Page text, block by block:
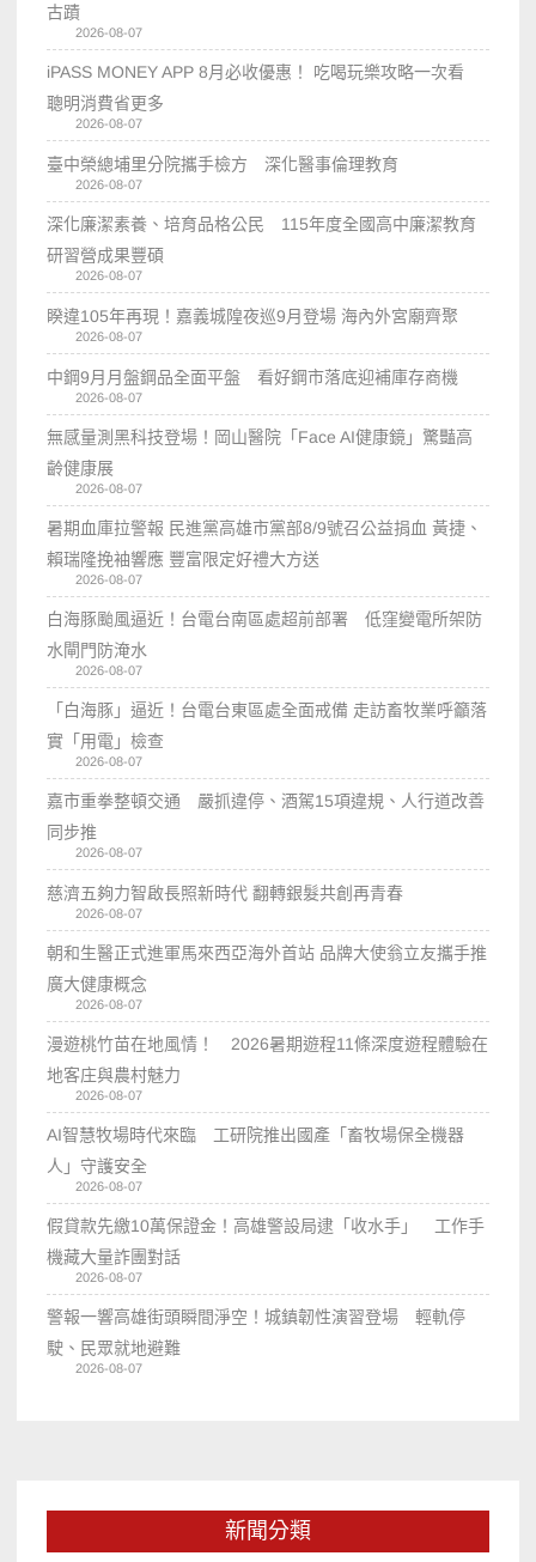
古蹟
2026-08-07
iPASS MONEY APP 8月必收優惠！ 吃喝玩樂攻略一次看
聰明消費省更多
2026-08-07
臺中榮總埔里分院攜手檢方 深化醫事倫理教育
2026-08-07
深化廉潔素養、培育品格公民 115年度全國高中廉潔教育
研習營成果豐碩
2026-08-07
睽違105年再現！嘉義城隍夜巡9月登場 海內外宮廟齊聚
2026-08-07
中鋼9月月盤鋼品全面平盤 看好鋼市落底迎補庫存商機
2026-08-07
無感量測黑科技登場！岡山醫院「Face AI健康鏡」驚豔高
齡健康展
2026-08-07
暑期血庫拉警報 民進黨高雄市黨部8/9號召公益捐血 黃捷、
賴瑞隆挽袖響應 豐富限定好禮大方送
2026-08-07
白海豚颱風逼近！台電台南區處超前部署 低窪變電所架防
水閘門防淹水
2026-08-07
「白海豚」逼近！台電台東區處全面戒備 走訪畜牧業呼籲落
實「用電」檢查
2026-08-07
嘉市重拳整頓交通 嚴抓違停、酒駕15項違規、人行道改善
同步推
2026-08-07
慈濟五夠力智啟長照新時代 翻轉銀髮共創再青春
2026-08-07
朝和生醫正式進軍馬來西亞海外首站 品牌大使翁立友攜手推
廣大健康概念
2026-08-07
漫遊桃竹苗在地風情！ 2026暑期遊程11條深度遊程體驗在
地客庄與農村魅力
2026-08-07
AI智慧牧場時代來臨 工研院推出國產「畜牧場保全機器
人」守護安全
2026-08-07
假貸款先繳10萬保證金！高雄警設局逮「收水手」 工作手
機藏大量詐團對話
2026-08-07
警報一響高雄街頭瞬間淨空！城鎮韌性演習登場 輕軌停
駛、民眾就地避難
2026-08-07
新聞分類